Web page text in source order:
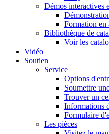
Démos interactives
Formation en
Bibliothèque de
Voir les
Vidéo
Soutien
Service
Options
Soumettre
Trouver un
Informations
Formulaire
Les pièces